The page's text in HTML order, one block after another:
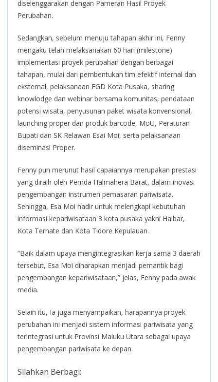
diselenggarakan dengan Pameran Hasil Proyek
Perubahan.
Sedangkan, sebelum menuju tahapan akhir ini, Fenny
mengaku telah melaksanakan 60 hari (milestone)
implementasi proyek perubahan dengan berbagai
tahapan, mulai dari pembentukan tim efektif internal dan
eksternal, pelaksanaan FGD Kota Pusaka, sharing
knowlodge dan webinar bersama komunitas, pendataan
potensi wisata, penyusunan paket wisata konvensional,
launching proper dan produk barcode, MoU, Peraturan
Bupati dan SK Relawan Esai Moi, serta pelaksanaan
diseminasi Proper.
Fenny pun merunut hasil capaiannya merupakan prestasi
yang diraih oleh Pemda Halmahera Barat, dalam inovasi
pengembangan instrumen pemasaran pariwisata.
Sehingga, Esa Moi hadir untuk melengkapi kebutuhan
informasi kepariwisataan 3 kota pusaka yakni Halbar,
Kota Ternate dan Kota Tidore Kepulauan.
“Baik dalam upaya mengintegrasikan kerja sama 3 daerah
tersebut, Esa Moi diharapkan menjadi pemantik bagi
pengembangan kepariwisataan,” jelas, Fenny pada awak
media.
Selain itu, Ia juga menyampaikan, harapannya proyek
perubahan ini menjadi sistem informasi pariwisata yang
terintegrasi untuk Provinsi Maluku Utara sebagai upaya
pengembangan pariwisata ke depan.
Silahkan Berbagi: